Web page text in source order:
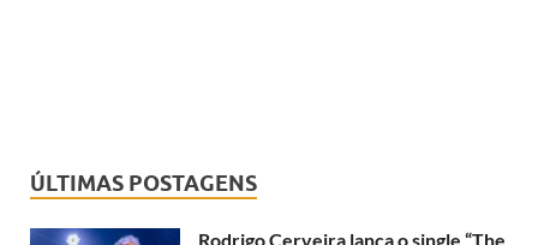
ÚLTIMAS POSTAGENS
Rodrigo Cerveira lança o single “The